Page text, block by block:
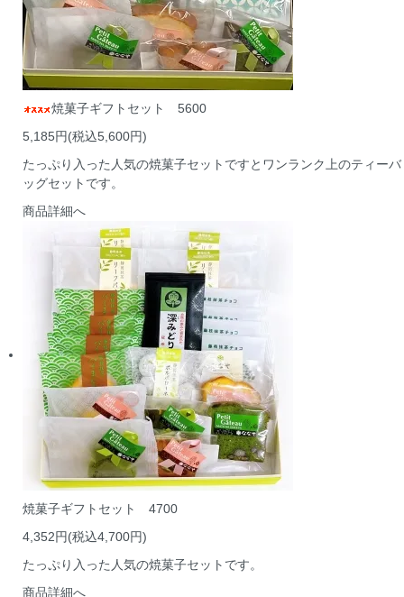
焼菓子ギフトセット 5600
5,185円(税込5,600円)
たっぷり入った人気の焼菓子セットですとワンランク上のティーバ
ッグセットです。
商品詳細へ
焼菓子ギフトセット 4700
4,352円(税込4,700円)
たっぷり入った人気の焼菓子セットです。
商品詳細へ